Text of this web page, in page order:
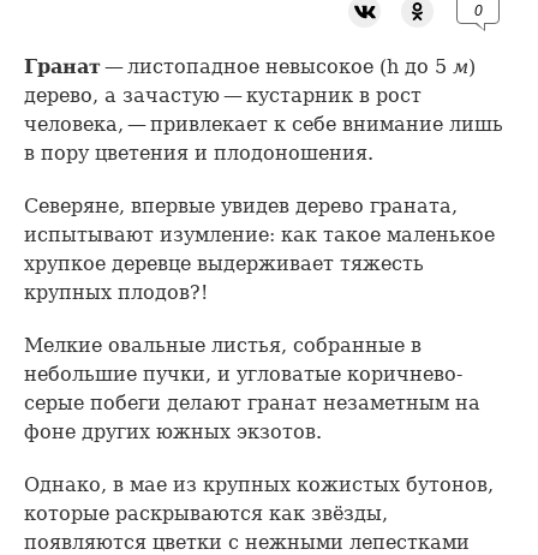
0
Гранат— листопадное невысокое (h до 5 м)
дерево, а зачастую — кустарник в рост
человека, — привлекает к себе внимание лишь
в пору цветения и плодоношения.
Северяне, впервые увидев дерево граната,
испытывают изумление: как такое маленькое
хрупкое деревце выдерживает тяжесть
крупных плодов?!
Мелкие овальные листья, собранные в
небольшие пучки, и угловатые коричнево-
серые побеги делают гранат незаметным на
фоне других южных экзотов.
Однако, в мае из крупных кожистых бутонов,
которые раскрываются как звёзды,
появляются цветки с нежными лепестками